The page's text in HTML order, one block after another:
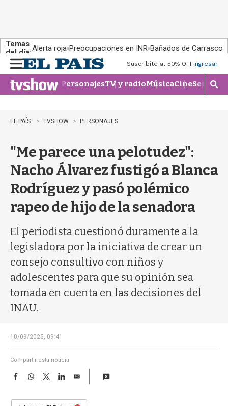
Temas
del día:Alerta roja Preocupaciones en INR Bañados de Carrasco
n
u
Suscribite al 50% OFFIngresar
PersonajesTV y radioMúsicaCineSeries
M
o
�
EL PAÍS TVSHOW PERSONAJES
"Me parece una pelotudez":
Nacho Álvarez fustigó a Blanca
Rodríguez y pasó polémico
rapeo de hijo de la senadora
El periodista cuestionó duramente a la
legisladora por la iniciativa de crear un
consejo consultivo con niños y
adolescentes para que su opinión sea
tomada en cuenta en las decisiones del
INAU.
10/09/2025, 09:41
Compartir esta noticia
F
e
W
T
w
t
L
E
i